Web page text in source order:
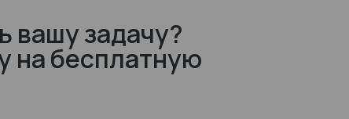
вашу задачу?
на бесплатную